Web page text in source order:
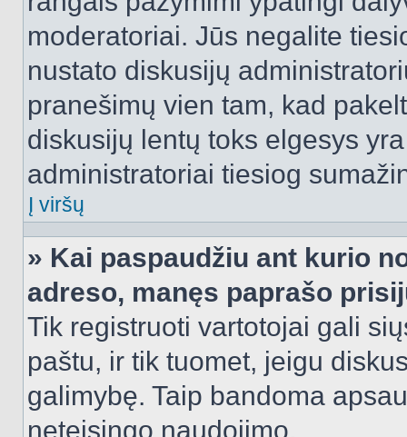
moderatoriai. Jūs negalite
nustato diskusijų
pranešimų vien tam, kad
diskusijų lentų toks elgesys
administratoriai tiesiog
Į viršų
» Kai paspaudžiu ant kurio
adreso, manęs paprašo
Tik registruoti vartotojai gali
paštu, ir tik tuomet, jeigu
galimybę. Taip bandoma
neteisingo naudojimo.